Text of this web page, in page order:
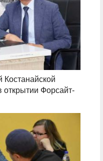
Костанайской
открытии Форсайт-